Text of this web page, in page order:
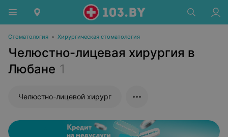
Стоматология • Хирургическая стоматология
Челюстно-лицевая хирургия в
Любане 1
Челюстно-лицевой хирург